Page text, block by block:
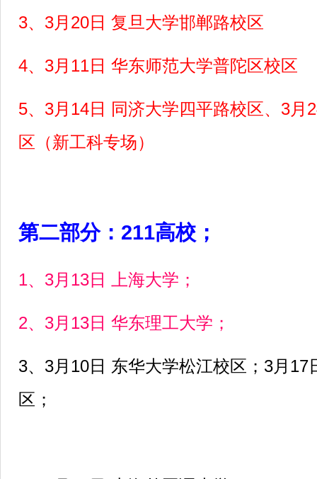
3、3月20日 复旦大学邯郸路校区
4、3月11日 华东师范大学普陀区校区
5、3月14日 同济大学四平路校区、3月
区（新工科专场）
第二部分：211高校；
1、3月13日 上海大学；
2、3月13日 华东理工大学；
3、3月10日 东华大学松江校区；3月17
区；